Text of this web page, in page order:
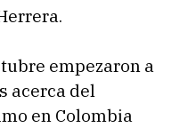
empezaron a
acerca del
en Colombia